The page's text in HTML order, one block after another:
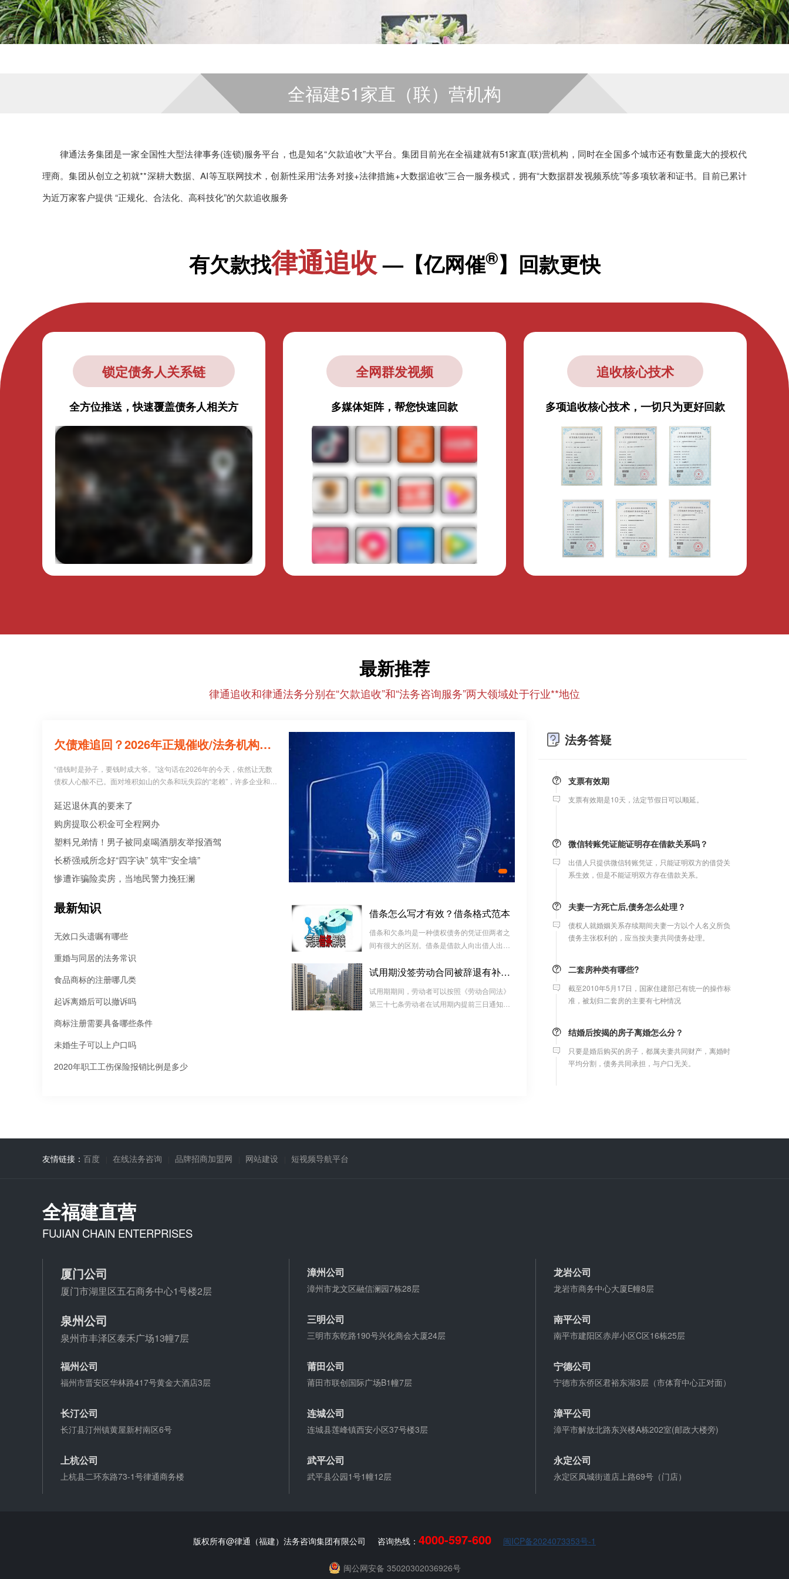
全福建51家直（联）营机构
律通法务集团是一家全国性大型法律事务(连锁)服务平台，也是知名“欠款追收”大平台。集团目前光在全福建就有51家直(联)营机构，同时在全国多个城市还有数量庞大的授权代
理商。集团从创立之初就**深耕大数据、AI等互联网技术，创新性采用“法务对接+法律措施+大数据追收”三合一服务模式，拥有“大数据群发视频系统”等多项软著和证书。目前已累计
为近万家客户提供 “正规化、合法化、高科技化”的欠款追收服务
有欠款找律通追收—【亿网催®】回款更快
锁定债务人关系链
全方位推送，快速覆盖债务人相关方
全网群发视频
多媒体矩阵，帮您快速回款
追收核心技术
多项追收核心技术，一切只为更好回款
最新推荐
律通追收和律通法务分别在“欠款追收”和“法务咨询服务”两大领域处于行业**地位
欠债难追回？2026年正规催收/法务机构红黑榜，避坑必看！
“借钱时是孙子，要钱时成大爷。”这句话在2026年的今天，依然让无数
债权人心酸不已。面对堆积如山的欠条和玩失踪的“老赖”，许多企业和个
是：每10个急于追债的人中，就有3个不仅没追回欠款，反而被不正规
机构骗走了高额“前期服务费”，甚至因委托**手段而惹上官司。到底哪些
机构真正持牌合规？本文为您深度盘点2026年值得托付的正规机构
延迟退休真的要来了
购房提取公积金可全程网办
塑料兄弟情！男子被同桌喝酒朋友举报酒驾
长桥强戒所念好“四字诀” 筑牢“安全墙”
惨遭诈骗险卖房，当地民警力挽狂澜
人脸采集好了、孩子的出生证明能办了
最新知识
无效口头遗嘱有哪些
重婚与同居的法务常识
食品商标的注册哪几类
起诉离婚后可以撤诉吗
商标注册需要具备哪些条件
未婚生子可以上户口吗
2020年职工工伤保险报销比例是多少
借条怎么写才有效？借条格式范本
借条和欠条均是一种债权债务的凭证但两者之
间有很大的区别。借条是借款人向出借人出具
合同关系，而欠条是双方基于以前的经济往来
对过往经济往来的结算，仅是代表一种纯粹的
债权债务关系并不代表借款合同关系。因此借
试用期没签劳动合同被辞退有补偿吗
试用期期间，劳动者可以按照《劳动合同法》
第三十七条劳动者在试用期内提前三日通知用
法务答疑
签订地公证处受理。
支票有效期是10天，法定节假日可以顺延。
出借人只提供微信转账凭证，只能证明双方的借贷关
系生效，但是不能证明双方存在借款关系。
债权人就婚姻关系存续期间夫妻一方以个人名义所负
债务主张权利的，应当按夫妻共同债务处理。
截至2010年5月17日，国家住建部已有统一的操作标
准，被划归二套房的主要有七种情况
只要是婚后购买的房子，都属夫妻共同财产，离婚时
平均分割，债务共同承担，与户口无关。
支票有效期
支票有效期是10天，法定节假日可以顺延。
微信转账凭证能证明存在借款关系吗？
系生效，但是不能证明双方存在借款关系。
债权人就婚姻关系存续期间夫妻一方以个人名义所负
债务主张权利的，应当按夫妻共同债务处理。
友情链接： 百度 在线法务咨询 品牌招商加盟网 网站建设 短视频导航平台
全福建直营
FUJIAN CHAIN ENTERPRISES
厦门公司
厦门市湖里区五石商务中心1号楼2层
漳州公司
漳州市龙文区融信澜园7栋28层
龙岩公司
龙岩市商务中心大厦E幢8层
泉州公司
泉州市丰泽区泰禾广场13幢7层
三明公司
三明市东乾路190号兴化商会大厦24层
南平公司
南平市建阳区赤岸小区C区16栋25层
福州公司
福州市晋安区华林路417号黄金大酒店3层
莆田公司
莆田市联创国际广场B1幢7层
宁德公司
宁德市东侨区君裕东湖3层（市体育中心正对面）
长汀公司
长汀县汀州镇黄屋新村南区6号
连城公司
连城县莲峰镇西安小区37号楼3层
漳平公司
漳平市解放北路东兴楼A栋202室(邮政大楼旁)
上杭公司
上杭县二环东路73-1号律通商务楼
武平公司
武平县公园1号1幢12层
永定公司
永定区凤城街道店上路69号（门店）
版权所有@律通（福建）法务咨询集团有限公司 咨询热线： 4000-597-600 闽ICP备2024073353号-1
闽公网安备 35020302036926号